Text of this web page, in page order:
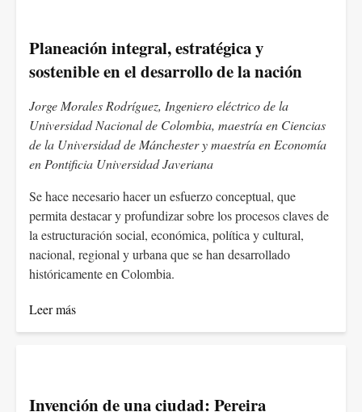
Planeación integral, estratégica y
sostenible en el desarrollo de la nación
Jorge Morales Rodríguez, Ingeniero eléctrico de la
Universidad Nacional de Colombia, maestría en Ciencias
de la Universidad de Mánchester y maestría en Economía
en Pontificia Universidad Javeriana
Se hace necesario hacer un esfuerzo conceptual, que
permita destacar y profundizar sobre los procesos claves de
la estructuración social, económica, política y cultural,
nacional, regional y urbana que se han desarrollado
históricamente en Colombia.
Leer más
Invención de una ciudad: Pereira